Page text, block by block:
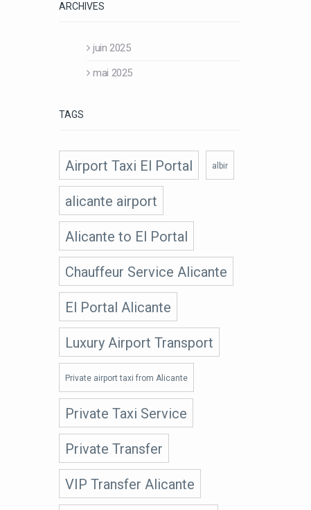
ARCHIVES
juin 2025
mai 2025
TAGS
Airport Taxi El Portal albir
alicante airport
Alicante to El Portal
Chauffeur Service Alicante
El Portal Alicante
Luxury Airport Transport
Private airport taxi from Alicante
Private Taxi Service
Private Transfer
VIP Transfer Alicante